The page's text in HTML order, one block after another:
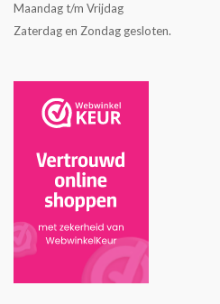
Maandag t/m Vrijdag
Zaterdag en Zondag gesloten.